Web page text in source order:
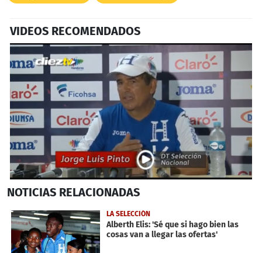
VIDEOS RECOMENDADOS
seconds
3
minutes,
7
seconds
NOTICIAS RELACIONADAS
LA SELECCIÓN
Alberth Elis: 'Sé que si hago bien las
cosas van a llegar las ofertas'